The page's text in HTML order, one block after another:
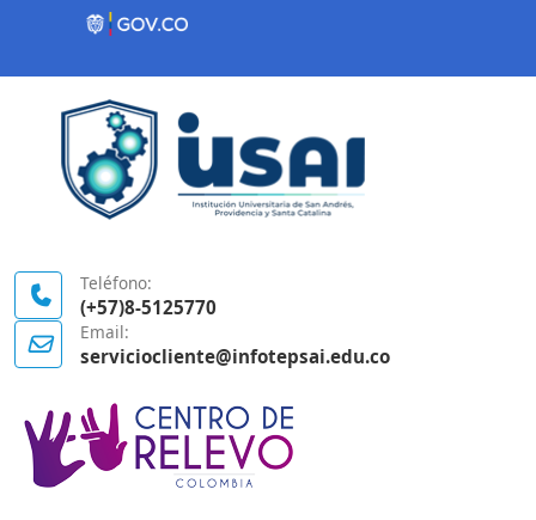
Contenido inicial
Teléfono:
(+57)8-5125770
Email:
serviciocliente@infotepsai.edu.co